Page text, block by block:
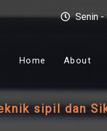
Senin -
Home About
sipil dan